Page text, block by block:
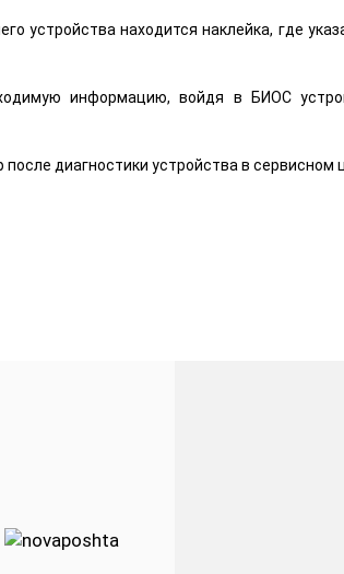
устройства находится наклейка, где
информацию, войдя в БИОС
диагностики устройства в